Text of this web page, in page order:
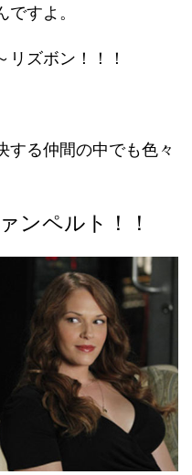
すよ。
ズボン！！！
する仲間の中でも色々
ンペルト！！